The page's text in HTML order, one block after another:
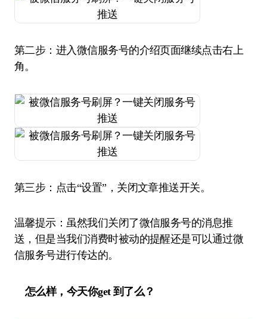
第二步：进入微信服务号的介绍页面继续点击右上
角。
第三步：点击“设置”，关闭文章推送开关。
温馨提示：虽然我们关闭了微信服务号的消息推
送，但是当我们消费时被动的提醒还是可以通过微
信服务号进行传达的。
怎么样，今天你get 到了么？